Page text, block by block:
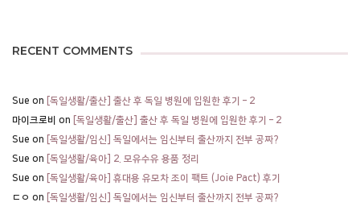
RECENT COMMENTS
Sue on
[독일생활/출산] 출산 후 독일 병원에 입원한 후기 – 2
마이크로비 on
[독일생활/출산] 출산 후 독일 병원에 입원한 후기 – 2
Sue on
[독일생활/임신] 독일에서는 임신부터 출산까지 전부 공짜?
Sue on
[독일생활/육아] 2. 모유수유 용품 정리
Sue on
[독일생활/육아] 휴대용 유모차 조이 팩트 (Joie Pact) 후기
ㄷㅇ on [독일생활/임신] 독일에서는 임신부터 출산까지 전부 공짜?